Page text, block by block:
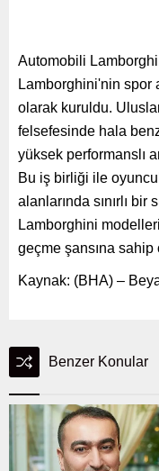
Automobili
Lamborghini'nin spor
olarak kuruldu.
felsefesinde hala
yüksek performanslı
Bu iş birliği ile
alanlarında sınırlı
Lamborghini
geçme şansına sahip
Kaynak: (BHA) –
Benzer Konular